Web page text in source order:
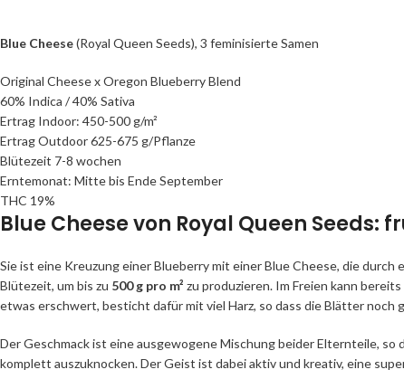
Blue Cheese(Royal Queen Seeds), 3 feminisierte Samen
Original Cheese x Oregon Blueberry Blend
60% Indica / 40% Sativa
Ertrag Indoor: 450-500 g/m²
Ertrag Outdoor625-675 g/Pflanze
Blütezeit 7-8 wochen
Erntemonat: Mitte bis Ende September
THC 19%
Blue Cheese von Royal Queen Seeds:
Sie ist eine Kreuzung einer Blueberry mit einer Blue Cheese, die
Blütezeit, um bis zu 500 g pro m² zu produzieren. Im Freien kann bereits
etwas erschwert, besticht dafür mit viel Harz, so dass die Blätter
Der Geschmack ist eine ausgewogene Mischung beider Elternteile,
komplett auszuknocken. Der Geist ist dabei aktiv und kreativ, eine